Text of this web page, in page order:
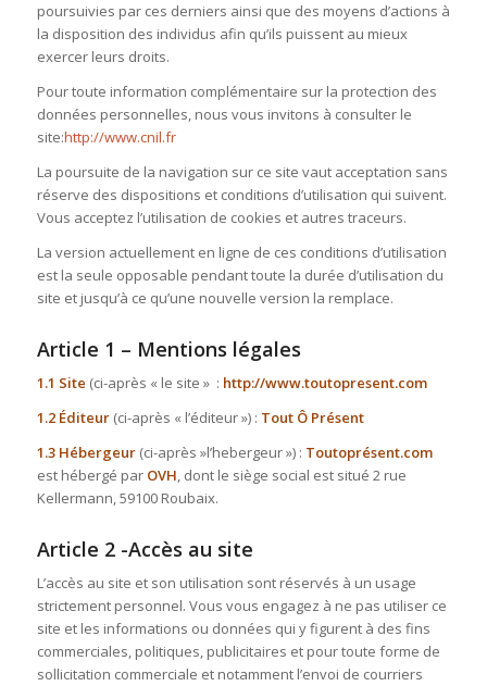
poursuivies par ces derniers ainsi que des moyens d’actions à
la disposition des individus afin qu’ils puissent au mieux
exercer leurs droits.
Pour toute information complémentaire sur la protection des
données personnelles, nous vous invitons à consulter le
site:http://www.cnil.fr
La poursuite de la navigation sur ce site vaut acceptation sans
réserve des dispositions et conditions d’utilisation qui suivent.
Vous acceptez l’utilisation de cookies et autres traceurs.
La version actuellement en ligne de ces conditions d’utilisation
est la seule opposable pendant toute la durée d’utilisation du
site et jusqu’à ce qu’une nouvelle version la remplace.
Article 1 – Mentions légales
1.1 Site (ci-après « le site » : http://www.toutopresent.com
1.2 Éditeur(ci-après « l’éditeur ») : Tout Ô Présent
1.3 Hébergeur(ci-après »l’hebergeur ») : Toutoprésent.com
est hébergé par OVH, dont le siège social est situé 2 rue
Kellermann, 59100 Roubaix.
Article 2 -Accès au site
L’accès au site et son utilisation sont réservés à un usage
strictement personnel. Vous vous engagez à ne pas utiliser ce
site et les informations ou données qui y figurent à des fins
commerciales, politiques, publicitaires et pour toute forme de
sollicitation commerciale et notamment l’envoi de courriers